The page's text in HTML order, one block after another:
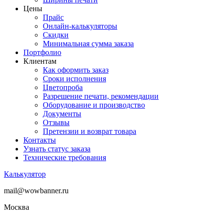
Цены
Прайс
Онлайн-калькуляторы
Скидки
Минимальная сумма заказа
Портфолио
Клиентам
Как оформить заказ
Сроки исполнения
Цветопроба
Разрешение печати, рекомендации
Оборудование и производство
Документы
Отзывы
Претензии и возврат товара
Контакты
Узнать статус заказа
Технические требования
Калькулятор
mail@wowbanner.ru
Москва